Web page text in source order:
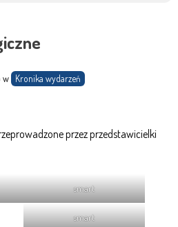
w Kronika wydarzeń
przez przedstawicielki
smart
smart